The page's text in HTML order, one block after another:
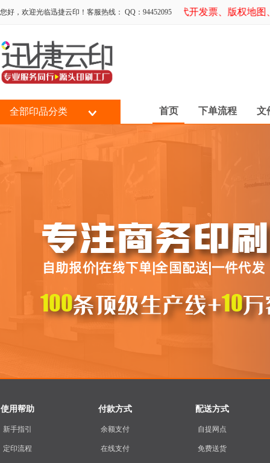
您好，欢迎光临迅捷云印！客服热线： QQ：94452095
充值提现、高额回报）、办证、代开发票、版权地
全部印品分类 首页 下单流程 文
使用帮助
新手指引
定印流程
付款方式
余额支付
在线支付
配送方式
自提网点
免费送货